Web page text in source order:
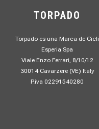
TORPADO
Torpado es una Marca de Cicli
Esperia Spa
Viale Enzo Ferrari, 8/10/12
30014 Cavarzere (VE) Italy
P.iva 02291540280